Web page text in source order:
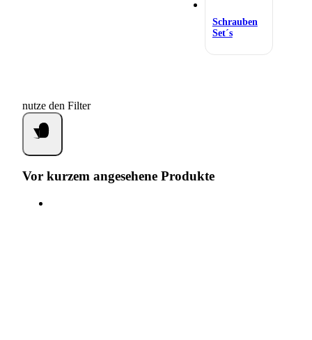
Schrauben
Set´s
nutze den Filter
Vor kurzem angesehene Produkte